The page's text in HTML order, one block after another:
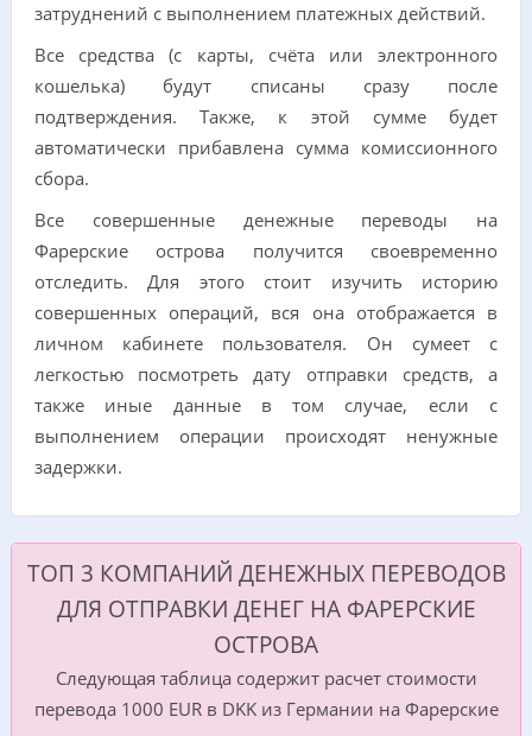
затруднений с выполнением платежных действий.
Все средства (с карты, счёта или электронного
кошелька) будут списаны сразу после
подтверждения. Также, к этой сумме будет
автоматически прибавлена сумма комиссионного
сбора.
Все совершенные денежные переводы на
Фарерские острова получится своевременно
отследить. Для этого стоит изучить историю
совершенных операций, вся она отображается в
личном кабинете пользователя. Он сумеет с
легкостью посмотреть дату отправки средств, а
также иные данные в том случае, если с
выполнением операции происходят ненужные
задержки.
ТОП 3 КОМПАНИЙ ДЕНЕЖНЫХ ПЕРЕВОДОВ
ДЛЯ ОТПРАВКИ ДЕНЕГ НА ФАРЕРСКИЕ
ОСТРОВА
Следующая таблица содержит расчет стоимости
перевода 1000 EUR в DKK из Германии на Фарерские